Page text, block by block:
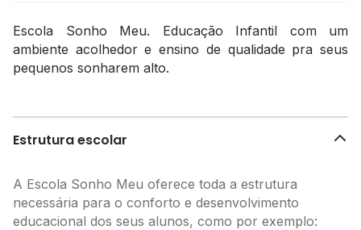
Escola Sonho Meu. Educação Infantil com um
ambiente acolhedor e ensino de qualidade pra seus
pequenos sonharem alto.
Estrutura escolar
A Escola Sonho Meu oferece toda a estrutura
necessária para o conforto e desenvolvimento
educacional dos seus alunos, como por exemplo: